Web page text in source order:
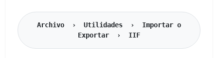
Archivo › Utilidades › Importar o
Exportar › IIF